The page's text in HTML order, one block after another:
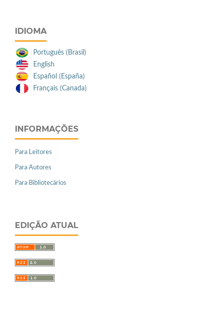
IDIOMA
Português (Brasil)
English
Español (España)
Français (Canada)
INFORMAÇÕES
Para Leitores
Para Autores
Para Bibliotecários
EDIÇÃO ATUAL